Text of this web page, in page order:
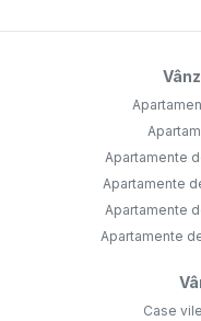
Apartamente
Apartamente
Apartamente
Apartamente
Case